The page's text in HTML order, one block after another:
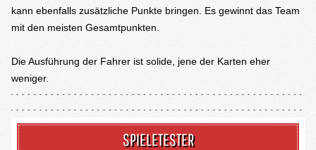
kann ebenfalls zusätzliche Punkte bringen. Es gewinnt das Team
mit den meisten Gesamtpunkten.
Die Ausführung der Fahrer ist solide, jene der Karten eher
weniger.
SPIELETESTER